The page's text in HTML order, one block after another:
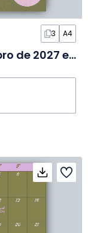
3 A4
Calendário Pessoal de Setembro de 2027 em Slides